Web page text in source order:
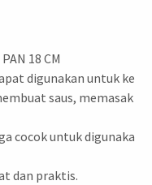
18 CM
digunakan untuk ke
saus, memasak
cocok untuk digunaka
dan praktis.